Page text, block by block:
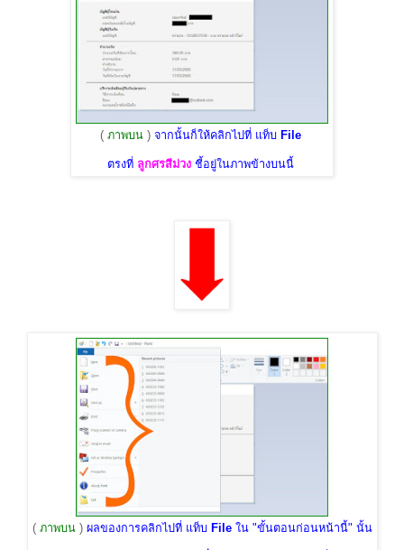
( ภาพบน)จากนั้นก็ให้คลิกไปที่ แท็บ File
ตรงที่ ลูกศรสีม่วงชี้อยู่ในภาพข้างบนนี้
( ภาพบน)ผลของการคลิกไปที่ แท็บ Fileใน "ขั้นตอนก่อนหน้านี้" นั้น